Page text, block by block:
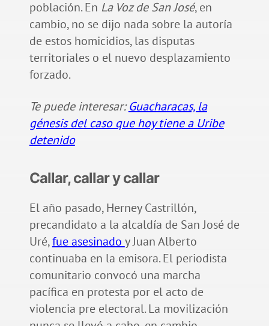
población. En La Voz de San José, en
cambio, no se dijo nada sobre la autoría
de estos homicidios, las disputas
territoriales o el nuevo desplazamiento
forzado.
Te puede interesar:Guacharacas, la
génesis del caso que hoy tiene a Uribe
detenido
Callar, callar y callar
El año pasado, Herney Castrillón,
precandidato a la alcaldía de San José de
Uré,fue asesinado y Juan Alberto
continuaba en la emisora. El periodista
comunitario convocó una marcha
pacífica en protesta por el acto de
violencia pre electoral. La movilización